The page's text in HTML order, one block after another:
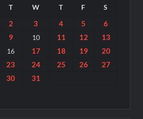
T W T F S
2 3 4 5 6
9 10 11 12
13
16 17 18 19
20
23 24 25 26
27
30 31